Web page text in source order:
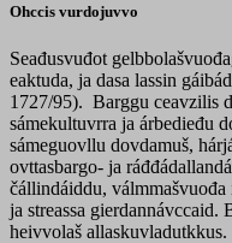
Ohccis vurdojuvvo
Seađusvuđot
eaktuda, ja dasa lassin
1727/95). Barggu ceavzilis
sámekultuvrra ja árbedieđu
sámeguovllu dovdamuš,
ovttasbargo- ja
čállindáiddu, válmmašvuođa
ja streassa gierdannávccaid.
heivvolaš allaskuvladutkkus.